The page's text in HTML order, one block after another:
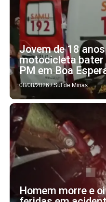
Jovem de 18
motocicleta
PM em Boa
08/08/2026 / Sul de Minas
Homem morre e